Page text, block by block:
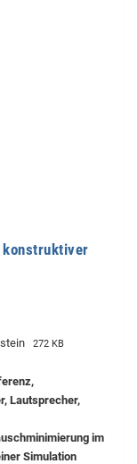
konstruktiver
272 KB
Lautsprecher,
im
Simulation